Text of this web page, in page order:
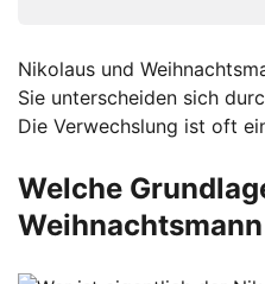
Nikolaus und
Sie unterscheiden sich
Die Verwechslung ist oft
Welche